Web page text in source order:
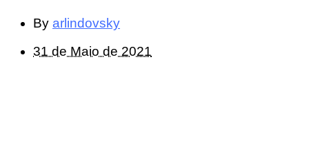
By arlindovsky
31 de Maio de 2021